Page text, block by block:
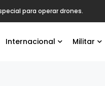
para operar drones.
Internacional Militar